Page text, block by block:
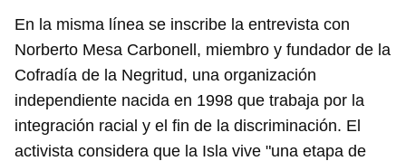
En la misma línea se inscribe la entrevista con
Norberto Mesa Carbonell, miembro y fundador de la
Cofradía de la Negritud, una organización
independiente nacida en 1998 que trabaja por la
integración racial y el fin de la discriminación. El
activista considera que la Isla vive "una etapa de